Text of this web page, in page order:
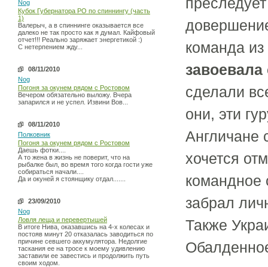
Nog
Кубок Губернатора РО по спиннингу (часть
1)
Валерыч, а в спиннинге оказывается все
далеко не так просто как я думал. Кайфовый
отчет!!! Реально заряжает энергетикой :)
С нетерпением жду...
08/11/2010
Nog
Погоня за окунем рядом с Ростовом
Вечером обязательно выложу. Вчера
запарился и не успел. Извини Вов...
08/11/2010
Полковник
Погоня за окунем рядом с Ростовом
Даешь фотки....
А то жена в жизнь не поверит, что на
рыбалке был, во время того когда гости уже
собираться начали....
Да и окуней я стоянщику отдал.......
23/09/2010
Nog
Ловля леща и перевертышей
В итоге Нива, оказавшись на 4-х колесах и
постояв минут 20 отказалась заводиться по
причине севшего аккумулятора. Недолгие
таскания ее на тросе к моему удивлению
заставили ее завестись и продолжить путь
своим ходом.
команда
сделали
они, эти
Англичане
хочется
командное
забрал
Также